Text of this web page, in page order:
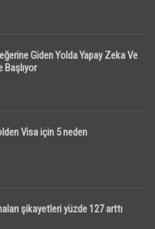
Giden Yolda Yapay Zeka Ve
Başlıyor
Visa için 5 neden
şikayetleri yüzde 127 arttı